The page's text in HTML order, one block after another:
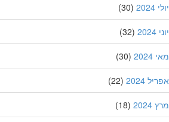
(30)
(32)
(30)
2024
(22)
(18)